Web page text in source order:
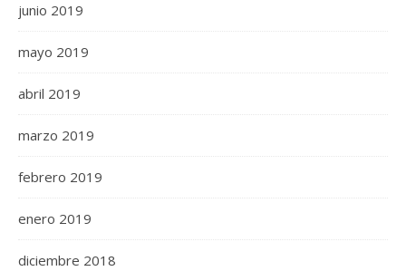
junio 2019
mayo 2019
abril 2019
marzo 2019
febrero 2019
enero 2019
diciembre 2018